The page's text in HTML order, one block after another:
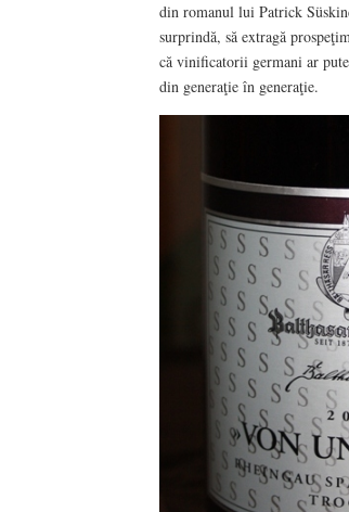
din romanul lui Patrick
surprindă, să extragă
că vinificatorii germani ar
din generaţie în generaţie.